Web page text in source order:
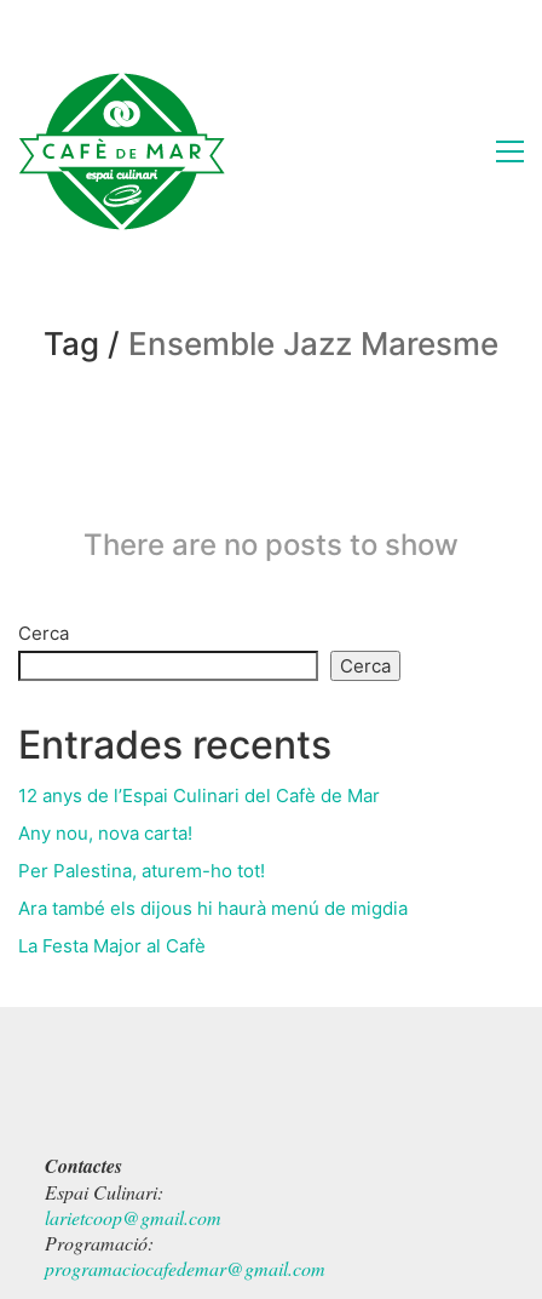
Tag / Ensemble Jazz Maresme
There are no posts to show
Cerca
Cerca
Entrades recents
12 anys de l’Espai Culinari del Cafè de Mar
Any nou, nova carta!
Per Palestina, aturem-ho tot!
Ara també els dijous hi haurà menú de migdia
La Festa Major al Cafè
Contactes
Espai Culinari:
larietcoop@gmail.com
Programació:
programaciocafedemar@gmail.com